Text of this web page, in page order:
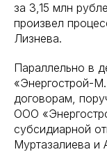
за 3,15 млн
произвел
Лизнева.
Параллельно в
«Энергострой-
договорам,
ООО
субсидиарной
Муртазалиева и